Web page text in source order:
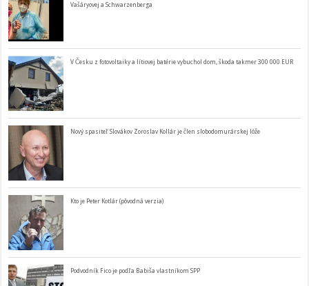
Vašáryovej a Schwarzenberga
V Česku z fotovoltaiky a lítiovej batérie vybuchol dom, škoda takmer 300 000 EUR
Nový spasiteľ Slovákov Zoroslav Kollár je člen slobodomurárskej lóže
Kto je Peter Kotlár (pôvodná verzia)
Podvodník Fico je podľa Babiša vlastníkom SPP